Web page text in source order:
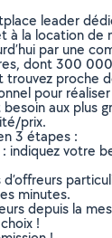
leader
à la location de
par une
dont 300
proche
pour
aux plus
prix.
3 étapes :
indiquez votre
minutes.
depuis la
!